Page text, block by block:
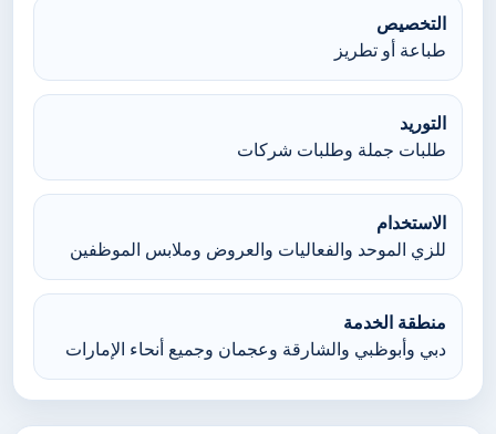
التخصيص
طباعة أو تطريز
التوريد
طلبات جملة وطلبات شركات
الاستخدام
للزي الموحد والفعاليات والعروض وملابس الموظفين
منطقة الخدمة
دبي وأبوظبي والشارقة وعجمان وجميع أنحاء الإمارات